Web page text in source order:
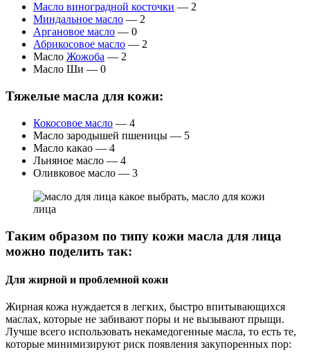
Масло виноградной косточки — 2
Миндальное масло — 2
Аргановое масло — 0
Абрикосовое масло — 2
Масло Жожоба — 2
Масло Ши — 0
Тяжелые масла для кожи:
Кокосовое масло — 4
Масло зародышей пшеницы — 5
Масло какао — 4
Льняное масло — 4
Оливковое масло — 3
Таким образом по типу кожи масла для лица
можно поделить так:
Для жирной и проблемной кожи
Жирная кожа нуждается в легких, быстро впитывающихся
маслах, которые не забивают поры и не вызывают прыщи.
Лучше всего использовать некамедогенные масла, то есть те,
которые минимизируют риск появления закупоренных пор: